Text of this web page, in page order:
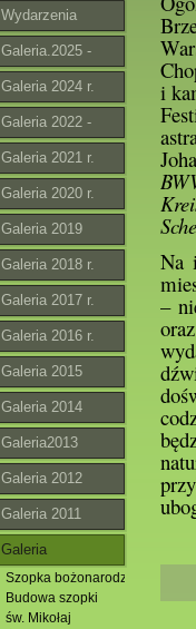
Wydarzenia
Galeria.2025 -
2026
Galeria 2024 r.
Galeria 2022 -
2023 r.
Galeria 2021 r.
Galeria 2020 r.
Galeria 2019
Galeria 2018 r.
Galeria 2017 r.
Galeria 2016 r.
Galeria 2015
Galeria 2014
Galeria2013
Galeria 2012
Galeria 2011
Galeria
Szopka bożonarodzeniowa
Budowa szopki
św. Mikołaj
i
Na
–